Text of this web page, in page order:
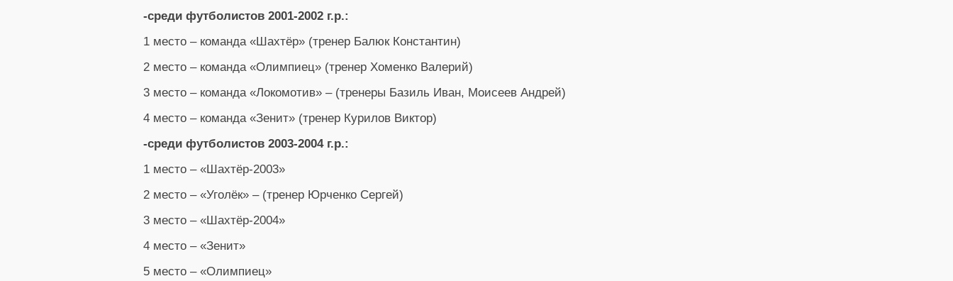
-среди футболистов 2001-2002 г.р.:
1 место – команда «Шахтёр» (тренер Балюк Константин)
2 место – команда «Олимпиец» (тренер Хоменко Валерий)
3 место – команда «Локомотив» – (тренеры Базиль Иван, Моисеев Андрей)
4 место – команда «Зенит» (тренер Курилов Виктор)
-среди футболистов 2003-2004 г.р.:
1 место – «Шахтёр-2003»
2 место – «Уголёк» – (тренер Юрченко Сергей)
3 место – «Шахтёр-2004»
4 место – «Зенит»
5 место – «Олимпиец»